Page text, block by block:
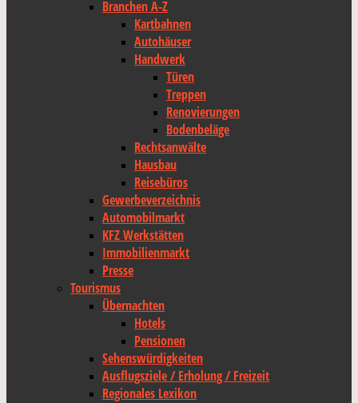
Branchen A-Z
Kartbahnen
Autohäuser
Handwerk
Türen
Treppen
Renovierungen
Bodenbeläge
Rechtsanwälte
Hausbau
Reisebüros
Gewerbeverzeichnis
Automobilmarkt
KFZ Werkstätten
Immobilienmarkt
Presse
Tourismus
Übernachten
Hotels
Pensionen
Sehenswürdigkeiten
Ausflugsziele / Erholung / Freizeit
Regionales Lexikon